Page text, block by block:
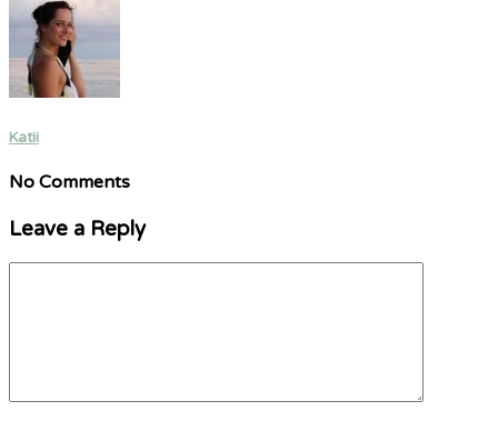
Katii
No Comments
Leave a Reply